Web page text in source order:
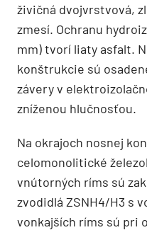
živičná dvojvrstvová,
zmesí. Ochranu
mm) tvorí liaty asfalt.
konštrukcie sú
závery v
zníženou hlučnosťou.
Na okrajoch nosnej
celomonolitické
vnútorných ríms sú
zvodidlá ZSNH4/H3 s
vonkajších ríms sú pri